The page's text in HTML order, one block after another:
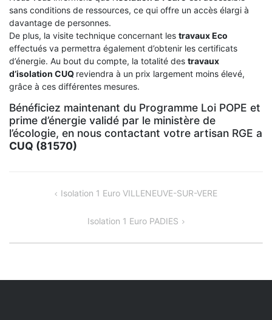
sans conditions de ressources, ce qui offre un accès élargi à
davantage de personnes.
De plus, la visite technique concernant les travaux Eco
effectués va permettra également d’obtenir les certificats
d’énergie. Au bout du compte, la totalité des travaux
d’isolation CUQ reviendra à un prix largement moins élevé,
grâce à ces différentes mesures.
Bénéficiez maintenant du Programme Loi POPE et
prime d’énergie validé par le ministère de
l’écologie, en nous contactant votre artisan RGE a
CUQ (81570)
NAVIGATIONIsolation 1 Euro VILLENEUVE-SUR-VERE
Isolation 1 Euro PADIES